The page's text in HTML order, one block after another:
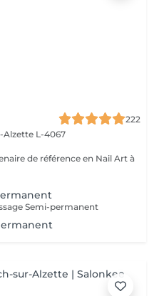
222
Alzette L-4067
de référence en Nail Art à
Semi-permanent